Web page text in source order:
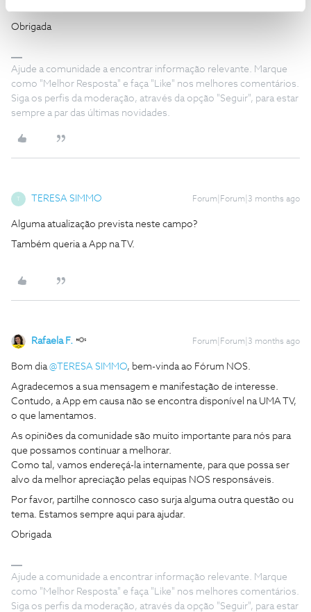
Obrigada
Ajude a comunidade a encontrar informação relevante. Marque
como "Melhor Resposta" e faça "Like" nos melhores comentários.
Siga os perfis da moderação, através da opção "Seguir", para estar
sempre a par das últimas novidades.
T TERESA SIMMO Forum|Forum|3 months ago
Alguma atualização prevista neste campo?
Também queria a App na TV.
Rafaela F. Forum|Forum|3 months ago
Bom dia ​@TERESA SIMMO, bem-vinda ao Fórum NOS.
Agradecemos a sua mensagem e manifestação de interesse.
Contudo, a App em causa não se encontra disponível na UMA TV,
o que lamentamos.
As opiniões da comunidade são muito importante para nós para
que possamos continuar a melhorar.
Como tal, vamos endereçá-la internamente, para que possa ser
alvo da melhor apreciação pelas equipas NOS responsáveis.
Por favor, partilhe connosco caso surja alguma outra questão ou
tema. Estamos sempre aqui para ajudar.
Obrigada
Ajude a comunidade a encontrar informação relevante. Marque
como "Melhor Resposta" e faça "Like" nos melhores comentários.
Siga os perfis da moderação, através da opção "Seguir", para estar